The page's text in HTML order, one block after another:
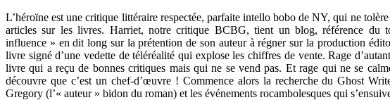
L’héroïne est une critique littéraire respectée, parfaite intello bobo de NY, qui ne
articles sur les livres. Harriet, notre critique BCBG, tient un blog, référence
influence » en dit long sur la prétention de son auteur à régner sur la production
livre signé d’une vedette de téléréalité qui explose les chiffres de vente. Rage
livre qui a reçu de bonnes critiques mais qui ne se vend pas. Et rage qui ne se
découvre que c’est un chef-d’œuvre ! Commence alors la recherche du Ghost
Gregory (l’« auteur » bidon du roman) et les événements rocambolesques qui